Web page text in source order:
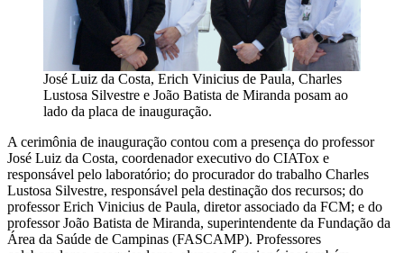
José Luiz da Costa, Erich Vinicius de Paula, Charles
Lustosa Silvestre e João Batista de Miranda posam ao
lado da placa de inauguração.
A cerimônia de inauguração contou com a presença do professor
José Luiz da Costa, coordenador executivo do CIATox e
responsável pelo laboratório; do procurador do trabalho Charles
Lustosa Silvestre, responsável pela destinação dos recursos; do
professor Erich Vinicius de Paula, diretor associado da FCM; e do
professor João Batista de Miranda, superintendente da Fundação da
Área da Saúde de Campinas (FASCAMP). Professores